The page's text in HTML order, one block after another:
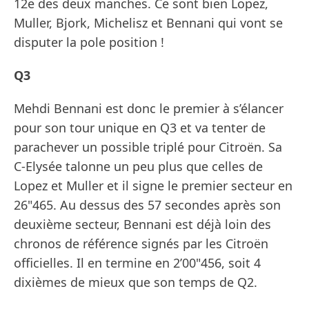
12e des deux manches. Ce sont bien Lopez,
Muller, Bjork, Michelisz et Bennani qui vont se
disputer la pole position !
Q3
Mehdi Bennani est donc le premier à s’élancer
pour son tour unique en Q3 et va tenter de
parachever un possible triplé pour Citroën. Sa
C-Elysée talonne un peu plus que celles de
Lopez et Muller et il signe le premier secteur en
26"465. Au dessus des 57 secondes après son
deuxième secteur, Bennani est déjà loin des
chronos de référence signés par les Citroën
officielles. Il en termine en 2’00"456, soit 4
dixièmes de mieux que son temps de Q2.